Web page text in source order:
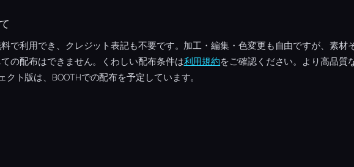
で利用でき、クレジット表記も不要です。加工・編集・色変更も自由ですが、素材
の配布はできません。くわしい配布条件は利用規約をご確認ください。より高品質
ト版は、BOOTHでの配布を予定しています。